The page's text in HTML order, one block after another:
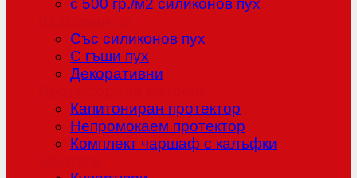
с 500 гр./м2 силиконов пух
Със силиконов пух
С гъши пух
Декоративни
Капитониран протектор
Непромокаем протектор
Комплект чаршаф с калъфки